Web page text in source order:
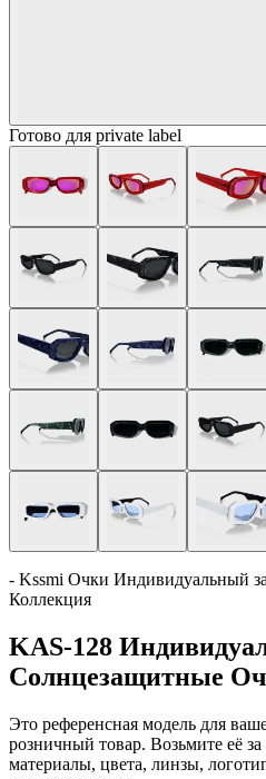
Готово для private label
- Kssmi Очки Индивидуальный
Коллекция
KAS-128
Солнцезащитные
Это референсная модель для
розничный товар. Возьмите её
материалы, цвета, линзы,